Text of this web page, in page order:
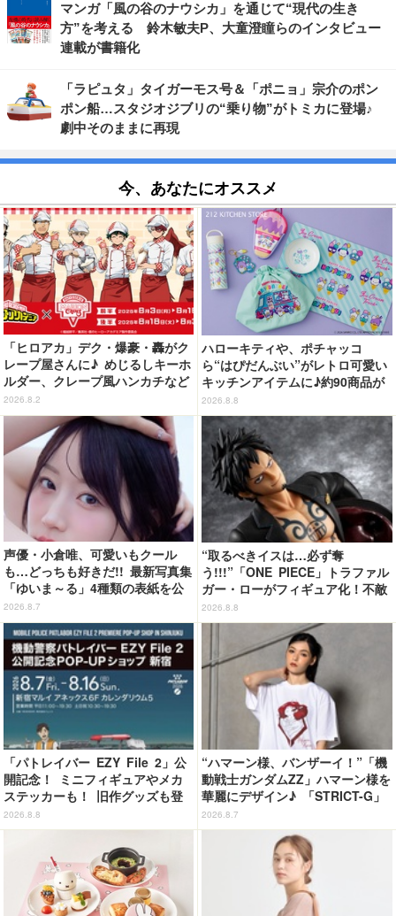
マンガ「風の谷のナウシカ」を通じて“現代の生き
方”を考える 鈴木敏夫P、大童澄瞳らのインタビュー
連載が書籍化
「ラピュタ」タイガーモス号＆「ポニョ」宗介のポン
ポン船…スタジオジブリの“乗り物”がトミカに登場♪
劇中そのままに再現
今、あなたにオススメ
「ヒロアカ」デク・爆豪・轟がク
レープ屋さんに♪ めじるしキーホ
ルダー、クレープ風ハンカチなど
限定グッズ＆コラボクレープが登
場
2026.8.2
ハローキティや、ポチャッコ
ら“はぴだんぶい”がレトロ可愛い
キッチンアイテムに♪約90商品が
登場【212 KITCHEN STORE】
2026.8.8
声優・小倉唯、可愛いもクール
も…どっちも好きだ!! 最新写真集
「ゆいま～る」4種類の表紙を公
開！「成長した私の姿を楽しんで
いただけたら」
2026.8.7
“取るべきイスは…必ず奪
う!!!”「ONE PIECE」トラファル
ガー・ローがフィギュア化！不敵
な笑みを浮かべた表情に注目
2026.8.8
「パトレイバー EZY File 2」公
開記念！ ミニフィギュアやメカ
ステッカーも！ 旧作グッズも登
場のPOP-UPショップが開催
2026.8.8
“ハマーン様、バンザーイ！”「機
動戦士ガンダムZZ」ハマーン様を
華麗にデザイン♪ 「STRICT-G」
Tシャツなどミニコレクション登
場
2026.8.7